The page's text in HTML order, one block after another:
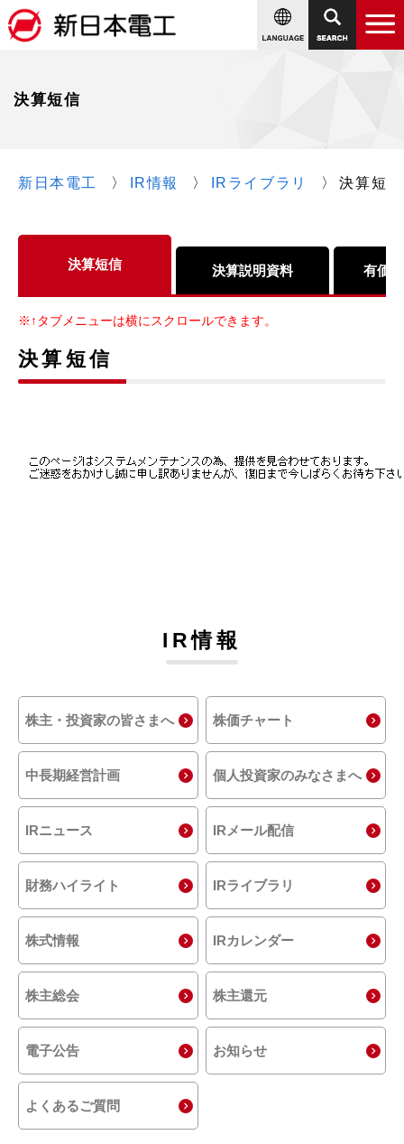
決算短信
新日本電工 IR情報 IRライブラリ 決算短信
決算短信 決算説明資料 有価
※↑タブメニューは横にスクロールできます。
決算短信
IR情報
株主・投資家の皆さまへ 株価チャート
中長期経営計画 個人投資家のみなさまへ
IRニュース IRメール配信
財務ハイライト IRライブラリ
株式情報 IRカレンダー
株主総会 株主還元
電子公告 お知らせ
よくあるご質問